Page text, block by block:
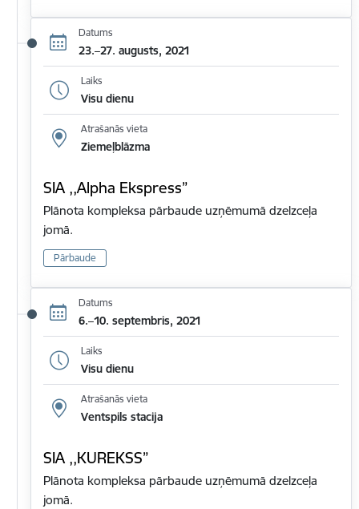
Datums
23.–27. augusts, 2021
Laiks
Visu dienu
Atrašanās vieta
Ziemeļblāzma
SIA ,,Alpha Ekspress”
Plānota kompleksa pārbaude uzņēmumā dzelzceļa
jomā.
Pārbaude
Datums
6.–10. septembris, 2021
Laiks
Visu dienu
Atrašanās vieta
Ventspils stacija
SIA ,,KUREKSS”
Plānota kompleksa pārbaude uzņēmumā dzelzceļa
jomā.